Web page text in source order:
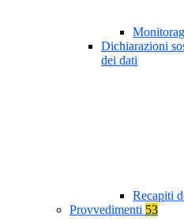
Dichiarazioni
dei dati
Recapiti
Provvedimenti 53